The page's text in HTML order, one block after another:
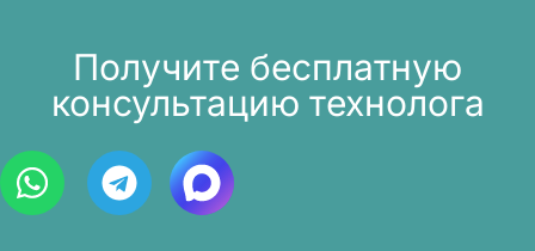
Получите бесплатную
консультацию технолога